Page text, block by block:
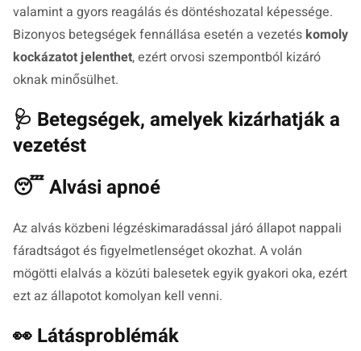
valamint a gyors reagálás és döntéshozatal képessége.
Bizonyos betegségek fennállása esetén a vezetés komoly
kockázatot jelenthet, ezért orvosi szempontból kizáró
oknak minősülhet.
🩺 Betegségek, amelyek kizárhatják a
vezetést
😴 Alvási apnoé
Az alvás közbeni légzéskimaradással járó állapot nappali
fáradtságot és figyelmetlenséget okozhat. A volán
mögötti elalvás a közúti balesetek egyik gyakori oka, ezért
ezt az állapotot komolyan kell venni.
👀 Látásproblémák